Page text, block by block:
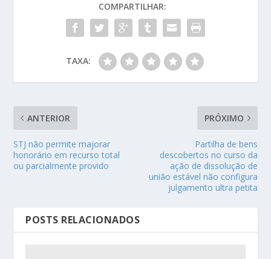
COMPARTILHAR:
TAXA:
ANTERIOR
STJ não permite majorar
honorário em recurso total
ou parcialmente provido
PRÓXIMO
Partilha de bens
descobertos no curso da
ação de dissolução de
união estável não configura
julgamento ultra petita
POSTS RELACIONADOS